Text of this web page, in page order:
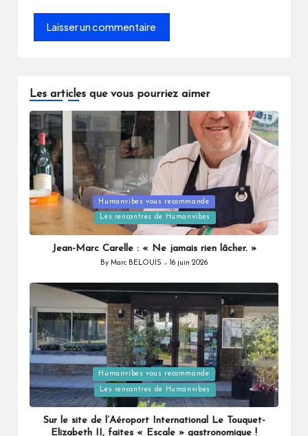
Les articles que vous pourriez aimer
Posted
Humanvibes vous recommande
Les rencontres de Humanvibes
Jean-Marc Carelle : « Ne jamais rien lâcher. »
Posted
By Marc BELOUIS 16 juin 2026
Posted
in
Humanvibes vous recommande
Les rencontres de Humanvibes
Sur le site de l’Aéroport International Le Touquet-
Elizabeth II, faites « Escale » gastronomique !